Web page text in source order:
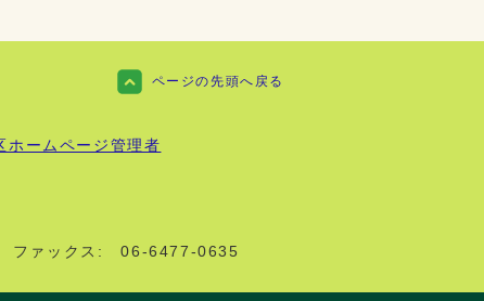
ページの先頭へ戻る
ホームページ管理者
ファックス: 06-6477-0635